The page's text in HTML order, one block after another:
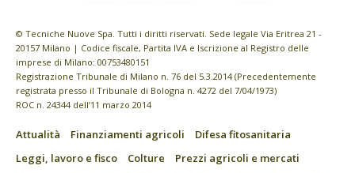
© Tecniche Nuove Spa. Tutti i diritti riservati. Sede legale Via Eritrea 21 -
20157 Milano | Codice fiscale, Partita IVA e Iscrizione al Registro delle
imprese di Milano: 00753480151
Registrazione Tribunale di Milano n. 76 del 5.3.2014 (Precedentemente
registrata presso il Tribunale di Bologna n. 4272 del 7/04/1973)
ROC n. 24344 dell’11 marzo 2014
Attualità Finanziamenti agricoli
Difesa fitosanitaria
Leggi, lavoro e fisco
Colture
Prezzi agricoli e mercati